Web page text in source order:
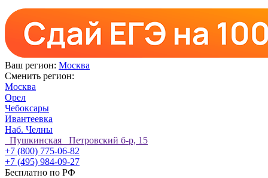
Ваш регион: Москва
Сменить регион:
Москва
Орел
Чебоксары
Ивантеевка
Наб. Челны
Пушкинская Петровский б-р, 15
+7 (800) 775-06-82
+7 (495) 984-09-27
Бесплатно по РФ